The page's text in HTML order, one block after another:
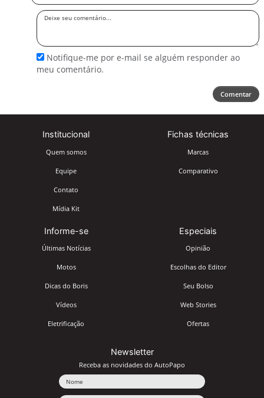
Deixe
Notifique-me por e-mail se alguém responder ao
meu comentário.
Comentar
Institucional
Quem somos
Equipe
Contato
Mídia Kit
Fichas técnicas
Marcas
Comparativo
Informe-se
Últimas Notícias
Motos
Dicas do Boris
Vídeos
Eletrificação
Especiais
Opinião
Escolhas do Editor
Seu Bolso
Web Stories
Ofertas
Newsletter
Receba as novidades do AutoPapo